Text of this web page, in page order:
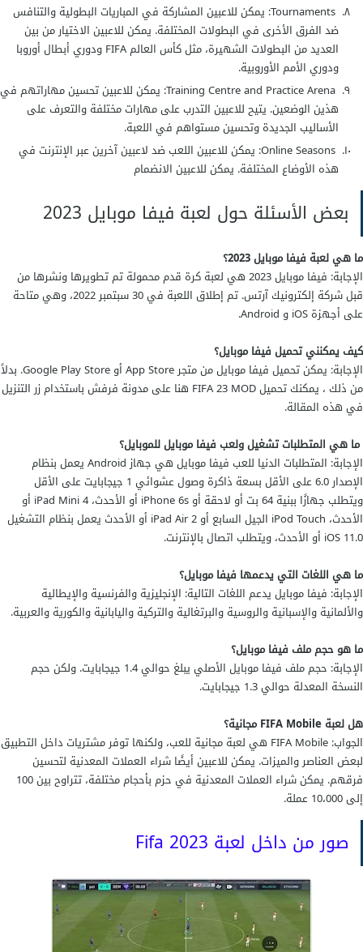
Tournaments: يمكن للاعبين المشاركة في المباريات البطولية والتنافس
ضد الفرق الأخرى في البطولات المختلفة. يمكن للاعبين الاختيار من بين
العديد من البطولات الشهيرة، مثل كأس العالم FIFA ودوري أبطال أوروبا
ودوري الأمم الأوروبية.
Training Centre and Practice Arena: يمكن للاعبين تحسين مهاراتهم في
هذين الوضعين. يتيح للاعبين التدرب على مهارات مختلفة والتعرف على
الأساليب الجديدة وتحسين مستواهم في اللعبة.
Online Seasons: يمكن للاعبين اللعب ضد لاعبين آخرين عبر الإنترنت في
هذه الأوضاع المختلفة. يمكن للاعبين الانضمام
بعض الأسئلة حول لعبة فيفا موبايل 2023
ما هي لعبة فيفا موبايل 2023؟
الإجابة: فيفا موبايل 2023 هي لعبة كرة قدم محمولة تم تطويرها ونشرها من
قبل شركة إلكترونيك آرتس. تم إطلاق اللعبة في 30 سبتمبر 2022، وهي متاحة
على أجهزة iOS و Android.
كيف يمكنني تحميل فيفا موبايل؟
الإجابة: يمكن تحميل فيفا موبايل من متجر App Store أو Google Play Store. بدلاً
من ذلك ، يمكنك تحميل FIFA 23 MOD هنا على مدونة فرفش باستخدام زر التنزيل
في هذه المقالة.
ما هي المتطلبات تشغيل ولعب فيفا موبايل للموبايل؟
الإجابة: المتطلبات الدنيا للعب فيفا موبايل هي جهاز Android يعمل بنظام
الإصدار 6.0 على الأقل بسعة ذاكرة وصول عشوائي 1 جيجابايت على الأقل
ويتطلب جهازًا ببنية 64 بت أو لاحقة أو iPhone 6s أو الأحدث، iPad Mini 4 أو
الأحدث، iPod Touch الجيل السابع أو iPad Air 2 أو الأحدث يعمل بنظام التشغيل
iOS 11.0 أو الأحدث، ويتطلب اتصال بالإنترنت.
ما هي اللغات التي يدعمها فيفا موبايل؟
الإجابة: فيفا موبايل يدعم اللغات التالية: الإنجليزية والفرنسية والإيطالية
والألمانية والإسبانية والروسية والبرتغالية والتركية واليابانية والكورية والعربية.
ما هو حجم ملف فيفا موبايل؟
الإجابة: حجم ملف فيفا موبايل الأصلي يبلغ حوالي 1.4 جيجابايت. ولكن حجم
النسخة المعدلة حوالي 1.3 جيجابايت.
هل لعبة FIFA Mobile مجانية؟
الجواب: FIFA Mobile هي لعبة مجانية للعب، ولكنها توفر مشتريات داخل التطبيق
لبعض العناصر والميزات. يمكن للاعبين أيضًا شراء العملات المعدنية لتحسين
فرقهم. يمكن شراء العملات المعدنية في حزم بأحجام مختلفة، تتراوح بين 100
إلى 10،000 عملة.
صور من داخل لعبة Fifa 2023